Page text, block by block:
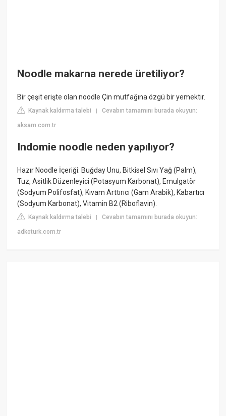
Noodle makarna nerede üretiliyor?
Bir çeşit erişte olan noodle Çin mutfağına özgü bir yemektir.
Kaynak kaldırma talebi |Cevabın tamamını burada okuyun:
aksam.com.tr
Indomie noodle neden yapılıyor?
Hazır Noodle İçeriği: Buğday Unu, Bitkisel Sıvı Yağ (Palm),
Tuz, Asitlik Düzenleyici (Potasyum Karbonat), Emulgatör
(Sodyum Polifosfat), Kıvam Arttırıcı (Gam Arabik), Kabartıcı
(Sodyum Karbonat), Vitamin B2 (Riboflavin).
Kaynak kaldırma talebi |Cevabın tamamını burada okuyun:
adkoturk.com.tr